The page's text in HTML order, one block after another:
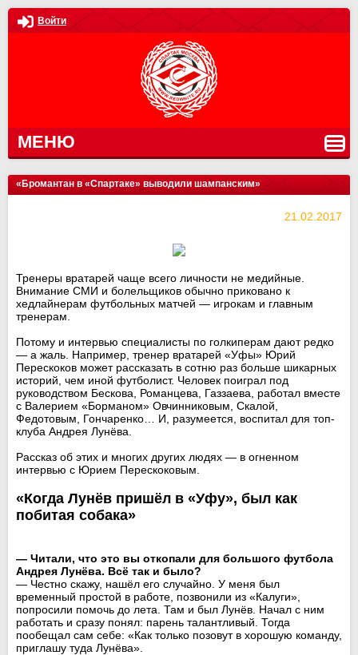
Войти
МЕНЮ
«Бромантан в «Спартаке» выводили шампанским»
21.02.2017
Тренеры вратарей чаще всего личности не медийные.
Внимание СМИ и болельщиков обычно приковано к
хедлайнерам футбольных матчей — игрокам и главным
тренерам.
Потому и интервью специалисты по голкиперам дают редко
— а жаль. Например, тренер вратарей «Уфы» Юрий
Перескоков может рассказать в сотню раз больше шикарных
историй, чем иной футболист. Человек поиграл под
руководством Бескова, Романцева, Газзаева, работал вместе
с Валерием «Борманом» Овчинниковым, Скалой,
Федотовым, Гончаренко… И, разумеется, воспитал для топ-
клуба Андрея Лунёва.
Рассказ об этих и многих других людях — в огненном
интервью с Юрием Перескоковым.
«Когда Лунёв пришёл в «Уфу», был как
побитая собака»
— Читали, что это вы откопали для большого футбола
Андрея Лунёва. Всё так и было?
— Честно скажу, нашёл его случайно. У меня был
временный простой в работе, позвонили из «Калуги»,
попросили помочь до лета. Там и был Лунёв. Начал с ним
работать и сразу понял: парень талантливый. Тогда
пообещал сам себе: «Как только позовут в хорошую команду,
приглашу туда Лунёва».